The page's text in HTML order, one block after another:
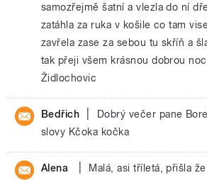
samozřejmě šatní a vlezla do ní
zatáhla za ruka v košile co tam
zavřela zase za sebou tu skříň a
tak přeji všem krásnou dobrou
Židlochovic
Bedřich
Dobrý večer pane
slovy Kčoka kočka
Alena
Malá, asi tříletá, přišla